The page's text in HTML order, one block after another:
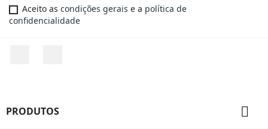
Aceito as condições gerais e a política de
confidencialidade
PRODUTOS 